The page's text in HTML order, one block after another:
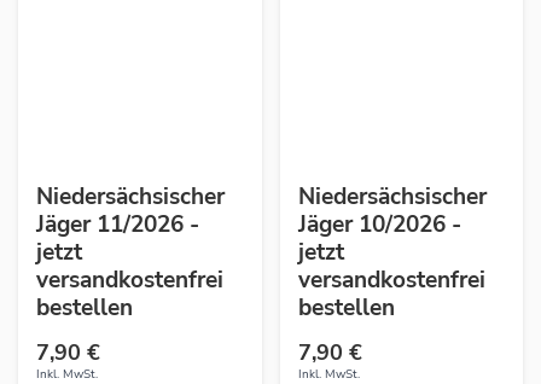
Niedersächsischer
Jäger 11/2026 -
jetzt
versandkostenfrei
bestellen
7,90 €
Inkl. MwSt.
Niedersächsischer
Jäger 10/2026 -
jetzt
versandkostenfrei
bestellen
7,90 €
Inkl. MwSt.